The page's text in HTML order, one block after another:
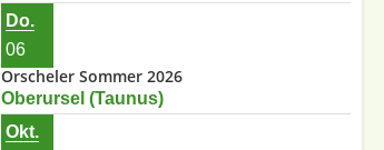
Do.
06
Orscheler Sommer 2026
Oberursel (Taunus)
Okt.